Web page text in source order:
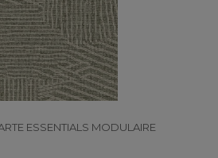
ESSENTIALS MODULAIRE